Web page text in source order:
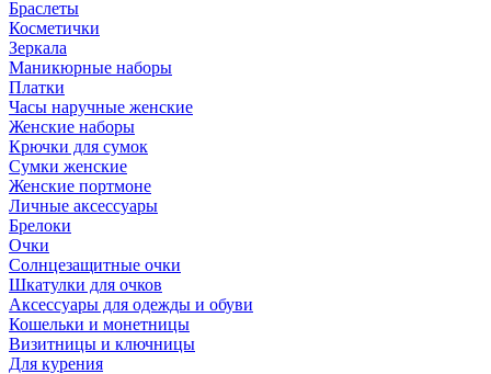
Браслеты
Косметички
Зеркала
Маникюрные наборы
Платки
Часы наручные женские
Женские наборы
Крючки для сумок
Сумки женские
Женские портмоне
Личные аксессуары
Брелоки
Очки
Солнцезащитные очки
Шкатулки для очков
Аксессуары для одежды и обуви
Кошельки и монетницы
Визитницы и ключницы
Для курения